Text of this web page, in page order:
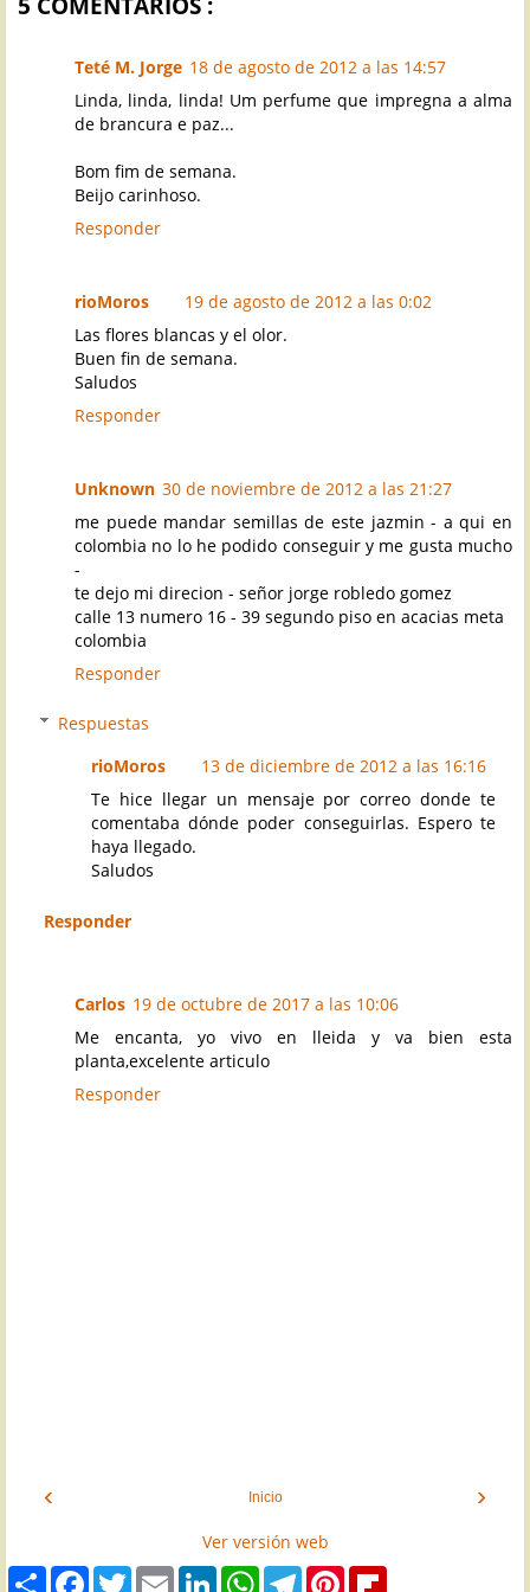
Teté M. Jorge 18 de agosto de 2012 a las 14:57
Linda, linda, linda! Um perfume que impregna a alma
de brancura e paz...
Bom fim de semana.
Beijo carinhoso.
Responder
rioMoros
19 de agosto de 2012 a las 0:02
Las flores blancas y el olor.
Buen fin de semana.
Saludos
Responder
Unknown 30 de noviembre de 2012 a las 21:27
me puede mandar semillas de este jazmin - a qui en
colombia no lo he podido conseguir y me gusta mucho
-
te dejo mi direcion - señor jorge robledo gomez
calle 13 numero 16 - 39 segundo piso en acacias meta
colombia
Responder
Respuestas
rioMoros
13 de diciembre de 2012 a las 16:16
Te hice llegar un mensaje por correo donde te
comentaba dónde poder conseguirlas. Espero te
haya llegado.
Saludos
Responder
Carlos 19 de octubre de 2017 a las 10:06
Me encanta, yo vivo en lleida y va bien esta
planta,excelente articulo
Responder
‹ ›
Inicio
Ver versión web
S
F
T
E
L
W
T
P